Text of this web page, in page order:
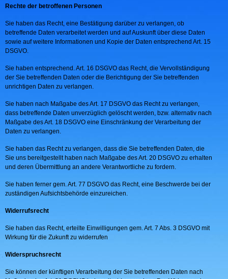
Rechte der betroffenen Personen
Sie haben das Recht, eine Bestätigung darüber zu verlangen, ob
betreffende Daten verarbeitet werden und auf Auskunft über diese Daten
sowie auf weitere Informationen und Kopie der Daten entsprechend Art. 15
DSGVO.
Sie haben entsprechend. Art. 16 DSGVO das Recht, die Vervollständigung
der Sie betreffenden Daten oder die Berichtigung der Sie betreffenden
unrichtigen Daten zu verlangen.
Sie haben nach Maßgabe des Art. 17 DSGVO das Recht zu verlangen,
dass betreffende Daten unverzüglich gelöscht werden, bzw. alternativ nach
Maßgabe des Art. 18 DSGVO eine Einschränkung der Verarbeitung der
Daten zu verlangen.
Sie haben das Recht zu verlangen, dass die Sie betreffenden Daten, die
Sie uns bereitgestellt haben nach Maßgabe des Art. 20 DSGVO zu erhalten
und deren Übermittlung an andere Verantwortliche zu fordern.
Sie haben ferner gem. Art. 77 DSGVO das Recht, eine Beschwerde bei der
zuständigen Aufsichtsbehörde einzureichen.
Widerrufsrecht
Sie haben das Recht, erteilte Einwilligungen gem. Art. 7 Abs. 3 DSGVO mit
Wirkung für die Zukunft zu widerrufen
Widerspruchsrecht
Sie können der künftigen Verarbeitung der Sie betreffenden Daten nach